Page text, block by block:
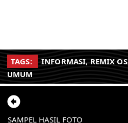
TAGS: INFORMASI, REMIX OS
UMUM
SAMPEL HASIL FOTO